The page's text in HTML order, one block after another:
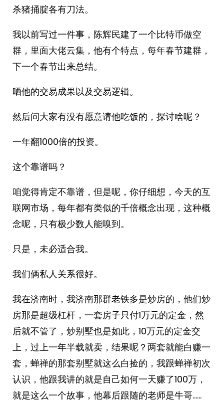
杀猪捅腚各有刀法。
我以前写过一件事，陈辉民建了一个比特币做空
群，里面大佬云集，他有个特点，每年春节建群，
下一个春节出来总结。
晒他的交易成果以及交易逻辑。
然后问大家有没有愿意请他吃饭的，探讨啥呢？
一年翻1000倍的投资。
这个靠谱吗？
咱觉得肯定不靠谱，但是呢，你仔细想，今天的互
联网市场，每年都有类似的千倍概念出现，这种概
念呢，只有极少数人能嗅到。
只是，未必适合我。
我们俩私人关系很好。
我在济南时，我济南那群老铁多是炒房的，他们炒
房那是超级杠杆，一套房子只付1万元的定金，然
后就不管了，炒别墅也是如此，10万元的定金交
上，过上一年半载就卖，结果呢？两套就能白赚一
套，蝉禅的那套别墅就这么白捡的，我跟蝉禅初次
认识，他跟我讲的就是自己如何一天赚了100万，
就是这么一个故事，他幕后跟随的老师是牛哥……